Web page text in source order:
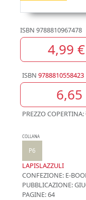
ISBN 9788810967478
4,99 €
ISBN 9788810558423
6,65
PREZZO COPERTINA:
COLLANA
P6
LAPISLAZZULI
CONFEZIONE: E-
PUBBLICAZIONE:
PAGINE: 64